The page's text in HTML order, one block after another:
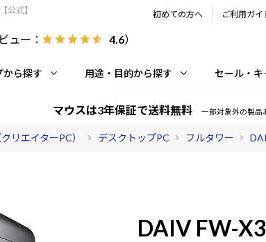
公式】
ュー： 4.6）
初めての方へ ご利用ガイ
から探す 用途・目的から探す セール・キ
マウスは3年保証で送料無料 一部対象外の製品
リエイターPC） デスクトップPC フルタワー
DAIV FW-